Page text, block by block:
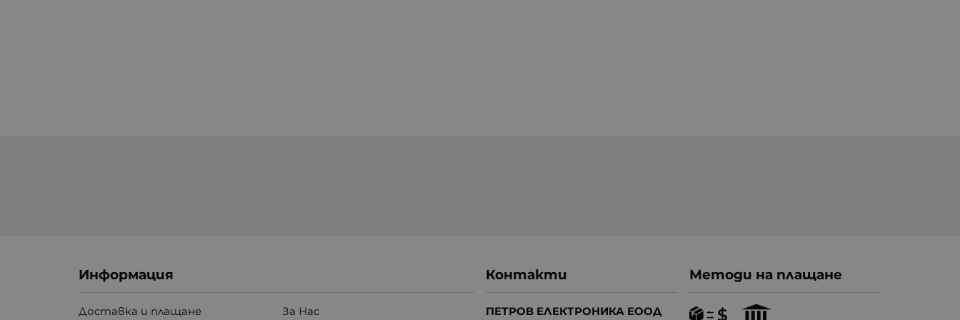
Информация
Доставка и плащане За Нас
Контакти
ПЕТРОВ ЕЛЕКТРОНИКА ЕООД
Методи на плащане